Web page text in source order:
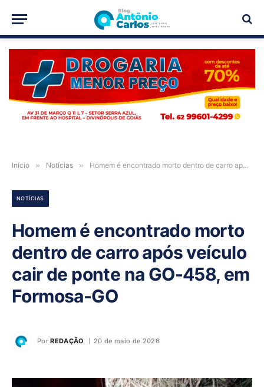
PUBLICIDADE
Início » Notícias » Homem é encontrado morto dentro de carro após veículo cair de ponte na GO-458, em Formosa-GO
NOTÍCIAS
Homem é encontrado morto
dentro de carro após veículo
cair de ponte na GO-458, em
Formosa-GO
Por REDAÇÃO 20 de maio de 2026